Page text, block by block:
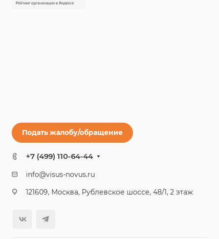
Подать жалобу/обращение
+7 (499) 110-64-44
info@visus-novus.ru
121609, Москва, Рублевское шоссе, 48/1, 2 этаж